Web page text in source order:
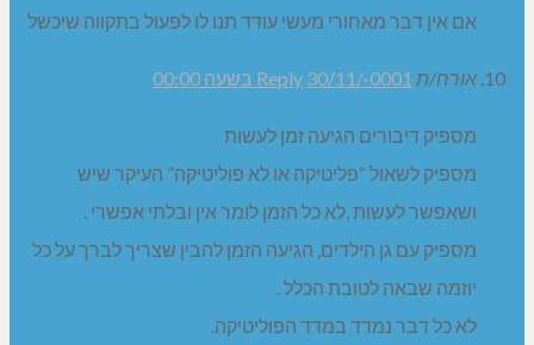
אם אין דבר מאחורי מעשי עודד תנו לו לפעול בתקווה שיכשל
אורח/ת Reply 30/11/-0001 בשעה 00:00
מספיק דיבורים הגיעה זמן לעשות
מספיק לשאול “פליטיקה או לא פוליטיקה” העיקר שיש
ושאפשר לעשות ,לא כל הזמן לומר אין ובלתי אפשרי .
מספיק עם גן הילדים, הגיעה הזמן להבין שצריך לברך על כל
יוזמה שבאה לטובת הכלל .
לא כל דבר נמדד במדד הפוליטיקה.